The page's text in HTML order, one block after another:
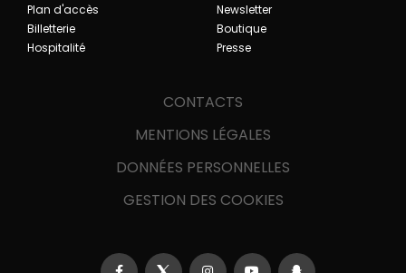
Plan d'accès
Billetterie
Hospitalité
Newsletter
Boutique
Presse
CONTACTS
MENTIONS LÉGALES
DONNÉES PERSONNELLES
GESTION DES COOKIES